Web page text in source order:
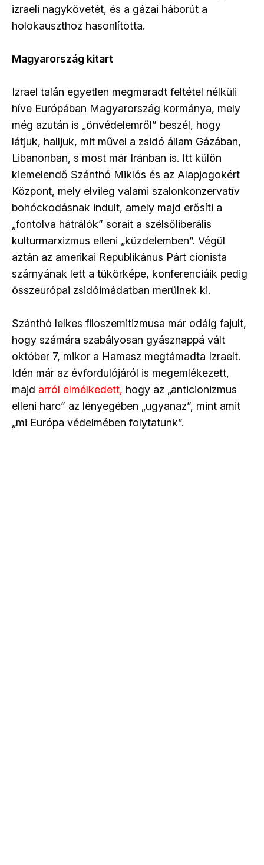
izraeli nagykövetét, és a gázai háborút a
holokauszthoz hasonlította.
Magyarország kitart
Izrael talán egyetlen megmaradt feltétel nélküli
híve Európában Magyarország kormánya, mely
még azután is „önvédelemről” beszél, hogy
látjuk, halljuk, mit művel a zsidó állam Gázában,
Libanonban, s most már Iránban is. Itt külön
kiemelendő Szánthó Miklós és az Alapjogokért
Központ, mely elvileg valami szalonkonzervatív
bohóckodásnak indult, amely majd erősíti a
„fontolva hátrálók” sorait a szélsőliberális
kulturmarxizmus elleni „küzdelemben”. Végül
aztán az amerikai Republikánus Párt cionista
szárnyának lett a tükörképe, konferenciáik pedig
összeurópai zsidóimádatban merülnek ki.
Szánthó lelkes filoszemitizmusa már odáig fajult,
hogy számára szabályosan gyásznappá vált
október 7, mikor a Hamasz megtámadta Izraelt.
Idén már az évfordulójáról is megemlékezett,
majd arról elmélkedett, hogy az „anticionizmus
elleni harc” az lényegében „ugyanaz”, mint amit
„mi Európa védelmében folytatunk”.